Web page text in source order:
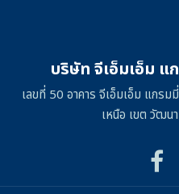
บริษัท จีเอ็มเอ็ม แ
เลขที่ 50 อาคาร จีเอ็มเอ็ม แกร
เหนือ เขต วัฒน